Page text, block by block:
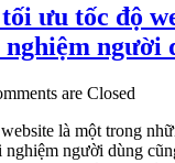
ưu tốc độ
người
are Closed
là một trong
nghiệm người dùng